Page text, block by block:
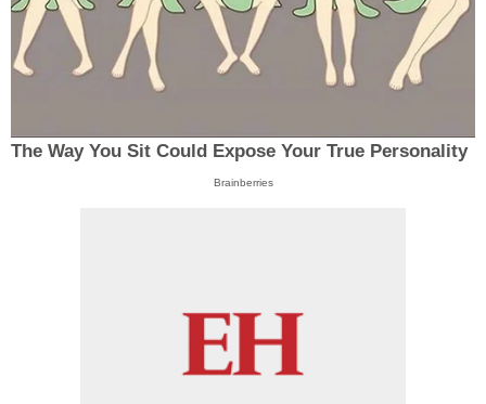
The Way You Sit Could Expose Your True Personality
Brainberries